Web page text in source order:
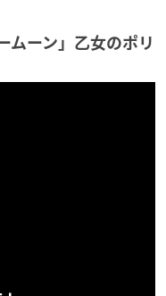
ムーン」乙女のポリ